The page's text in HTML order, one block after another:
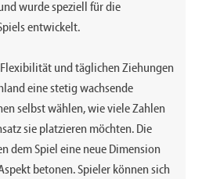
wurde speziell für die
entwickelt.
Flexibilität und täglichen Ziehungen
eine stetig wachsende
selbst wählen, wie viele Zahlen
sie platzieren möchten. Die
dem Spiel eine neue Dimension
betonen. Spieler können sich